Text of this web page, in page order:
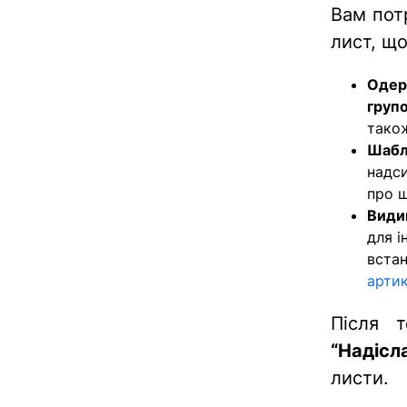
Вам
лист, що
про
для
Після
листи.